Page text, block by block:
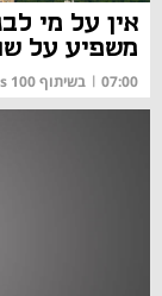
אין על מי
משפיע על
07:00
| בשיתוף duns 100